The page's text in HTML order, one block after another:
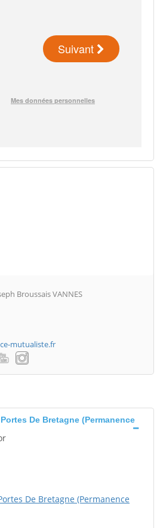
Broussais VANNES
mutualiste.fr
De Bretagne (Permanence
De Bretagne (Permanence